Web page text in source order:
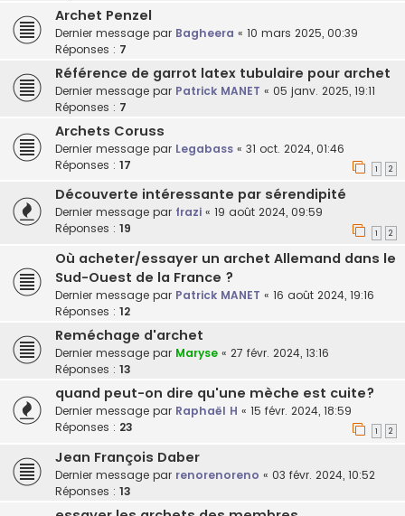
Archet Penzel
Dernier message par Bagheera « 10 mars 2025, 00:39
Réponses : 7
Référence de garrot latex tubulaire pour archet
Dernier message par Patrick MANET « 05 janv. 2025, 19:11
Réponses : 7
Archets Coruss
Dernier message par Legabass « 31 oct. 2024, 01:46
Réponses : 17 1 2
Découverte intéressante par sérendipité
Dernier message par frazi « 19 août 2024, 09:59
Réponses : 19 1 2
Où acheter/essayer un archet Allemand dans le
Sud-Ouest de la France ?
Dernier message par Patrick MANET « 16 août 2024, 19:16
Réponses : 12
Reméchage d'archet
Dernier message par Maryse « 27 févr. 2024, 13:16
Réponses : 13
quand peut-on dire qu'une mèche est cuite?
Dernier message par Raphaël H « 15 févr. 2024, 18:59
Réponses : 23 1 2
Jean François Daber
Dernier message par renorenoreno « 03 févr. 2024, 10:52
Réponses : 13